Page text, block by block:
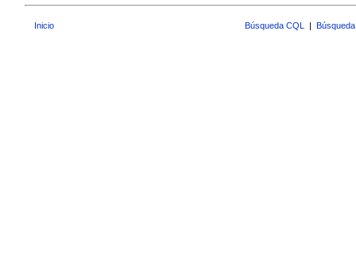
Inicio Búsqueda CQL